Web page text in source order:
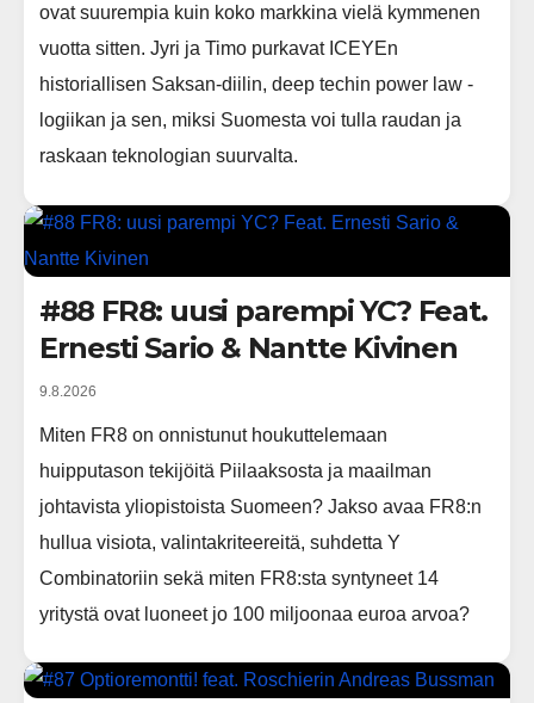
ovat suurempia kuin koko markkina vielä kymmenen
vuotta sitten. Jyri ja Timo purkavat ICEYEn
historiallisen Saksan-diilin, deep techin power law -
logiikan ja sen, miksi Suomesta voi tulla raudan ja
raskaan teknologian suurvalta.
#88 FR8: uusi parempi YC? Feat.
Ernesti Sario & Nantte Kivinen
9.8.2026
Miten FR8 on onnistunut houkuttelemaan
huipputason tekijöitä Piilaaksosta ja maailman
johtavista yliopistoista Suomeen? Jakso avaa FR8:n
hullua visiota, valintakriteereitä, suhdetta Y
Combinatoriin sekä miten FR8:sta syntyneet 14
yritystä ovat luoneet jo 100 miljoonaa euroa arvoa?